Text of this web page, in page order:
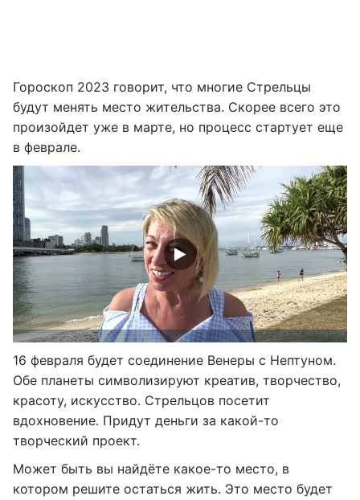
Гороскоп 2023 говорит, что многие Стрельцы
будут менять место жительства. Скорее всего это
произойдет уже в марте, но процесс стартует еще
в феврале.
16 февраля будет соединение Венеры с Нептуном.
Обе планеты символизируют креатив, творчество,
красоту, искусство. Стрельцов посетит
вдохновение. Придут деньги за какой-то
творческий проект.
Может быть вы найдёте какое-то место, в
котором решите остаться жить. Это место будет